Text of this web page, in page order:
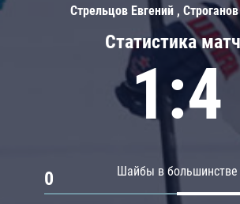
Статистика
1:4
Шайбы в большинстве
0
Стрельцов Евгений ,